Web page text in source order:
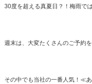
30度を超える真夏日？！梅雨で
週末は、大変たくさんのご予約を
その中でも当社の一番人気！ ≪あ